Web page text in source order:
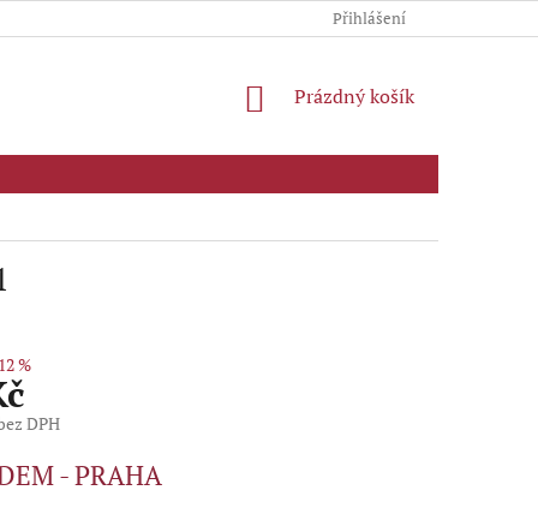
Přihlášení
NÁKUPNÍ
Prázdný košík
%
DPH
- PRAHA